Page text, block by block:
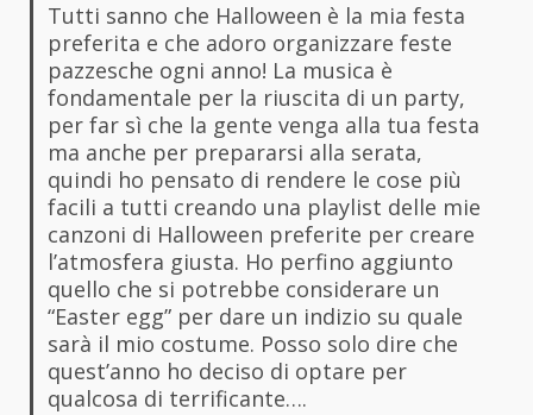
Tutti sanno che Halloween è la mia festa
preferita e che adoro organizzare feste
pazzesche ogni anno! La musica è
fondamentale per la riuscita di un party,
per far sì che la gente venga alla tua festa
ma anche per prepararsi alla serata,
quindi ho pensato di rendere le cose più
facili a tutti creando una playlist delle mie
canzoni di Halloween preferite per creare
l’atmosfera giusta. Ho perfino aggiunto
quello che si potrebbe considerare un
“Easter egg” per dare un indizio su quale
sarà il mio costume. Posso solo dire che
quest’anno ho deciso di optare per
qualcosa di terrificante….